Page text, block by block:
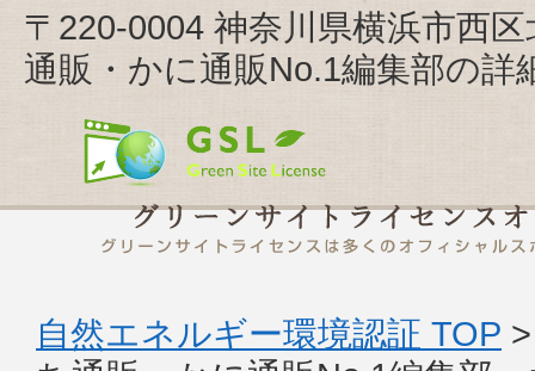
〒220-0004 神奈川県横浜市西
通販・かに通販No.1編集部の詳
自然エネルギー環境認証 TOP